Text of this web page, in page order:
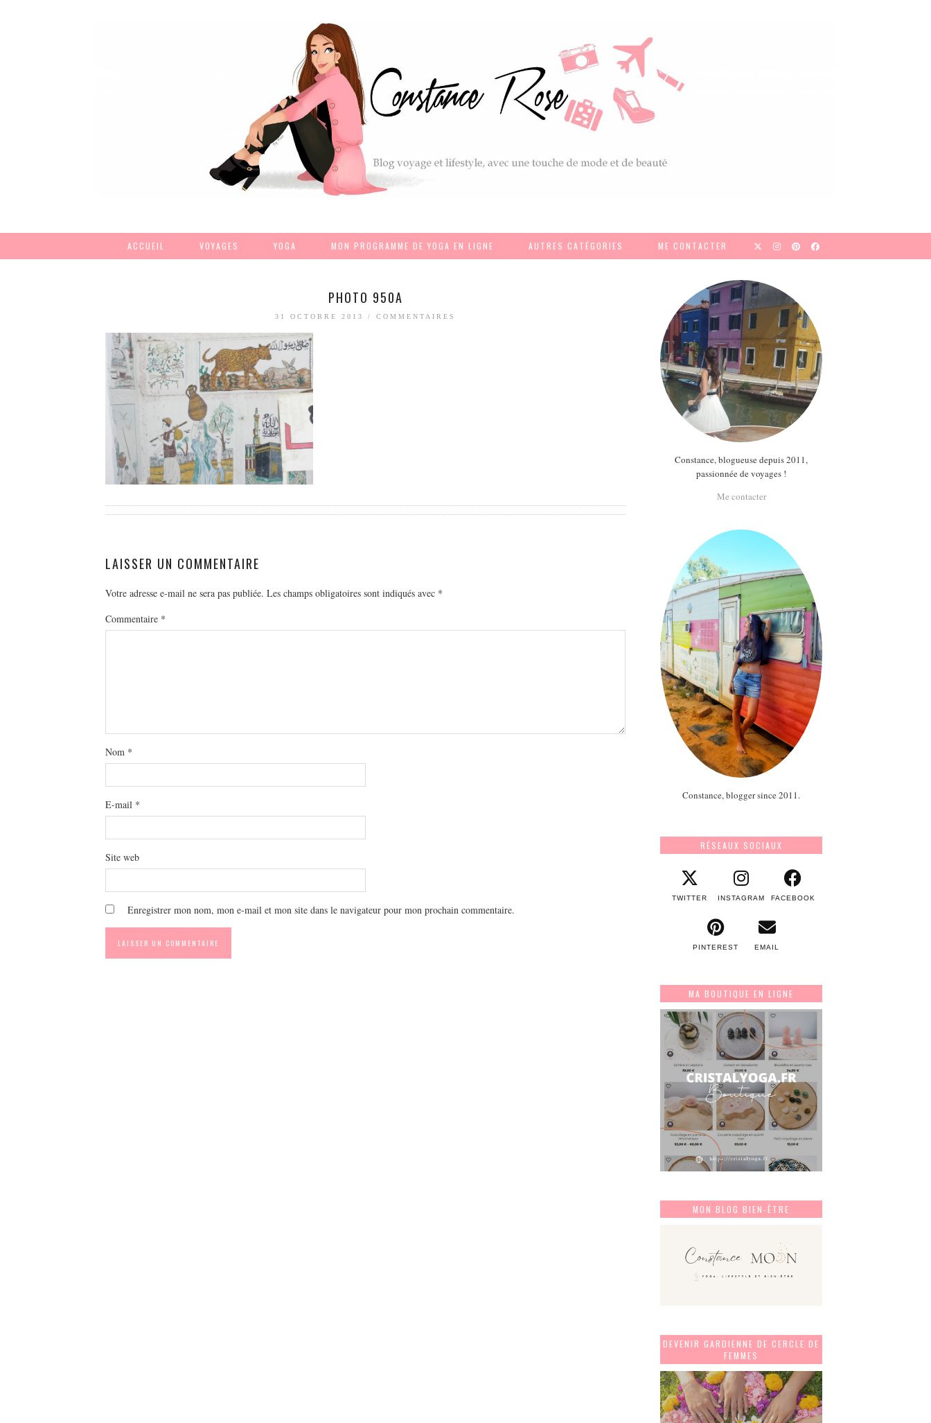
ACCUEIL VOYAGES YOGA MON PROGRAMME DE YOGA EN LIGNE AUTRES CATÉGORIES ME CONTACTER
PHOTO 950A
31 OCTOBRE 2013 /COMMENTAIRES
LAISSER UN COMMENTAIRE
Votre adresse e-mail ne sera pas publiée. Les champs obligatoires sont indiqués avec *
Commentaire *
Nom *
E-mail *
Site web
Enregistrer mon nom, mon e-mail et mon site dans le navigateur pour mon prochain commentaire.
Constance, blogueuse depuis 2011,
passionnée de voyages !
Me contacter
Constance, blogger since 2011.
RÉSEAUX SOCIAUX
TWITTER INSTAGRAM FACEBOOK
PINTEREST EMAIL
MA BOUTIQUE EN LIGNE
MON BLOG BIEN-ÊTRE
DEVENIR GARDIENNE DE CERCLE DE
FEMMES